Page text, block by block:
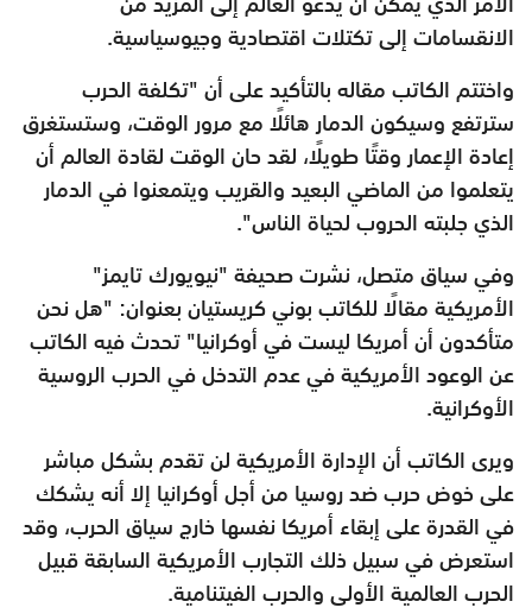
الانقسامات إلى تكتلات اقتصادية وجيوسياسية.
واختتم الكاتب مقاله بالتأكيد على أن "تكلفة الحرب
سترتفع وسيكون الدمار هائلًا مع مرور الوقت، وستستغرق
إعادة الإعمار وقتًا طويلًا، لقد حان الوقت لقادة العالم أن
يتعلموا من الماضي البعيد والقريب ويتمعنوا في الدمار
الذي جلبته الحروب لحياة الناس".
وفي سياق متصل، نشرت صحيفة "نيويورك تايمز"
الأمريكية مقالًا للكاتب بوني كريستيان بعنوان: "هل نحن
متأكدون أن أمريكا ليست في أوكرانيا" تحدث فيه الكاتب
عن الوعود الأمريكية في عدم التدخل في الحرب الروسية
الأوكرانية.
ويرى الكاتب أن الإدارة الأمريكية لن تقدم بشكل مباشر
على خوض حرب ضد روسيا من أجل أوكرانيا إلا أنه يشكك
في القدرة على إبقاء أمريكا نفسها خارج سياق الحرب، وقد
استعرض في سبيل ذلك التجارب الأمريكية السابقة قبيل
الحرب العالمية الأولى والحرب الفيتنامية.